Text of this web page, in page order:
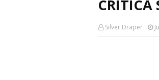
CRITICA
Silver Draper